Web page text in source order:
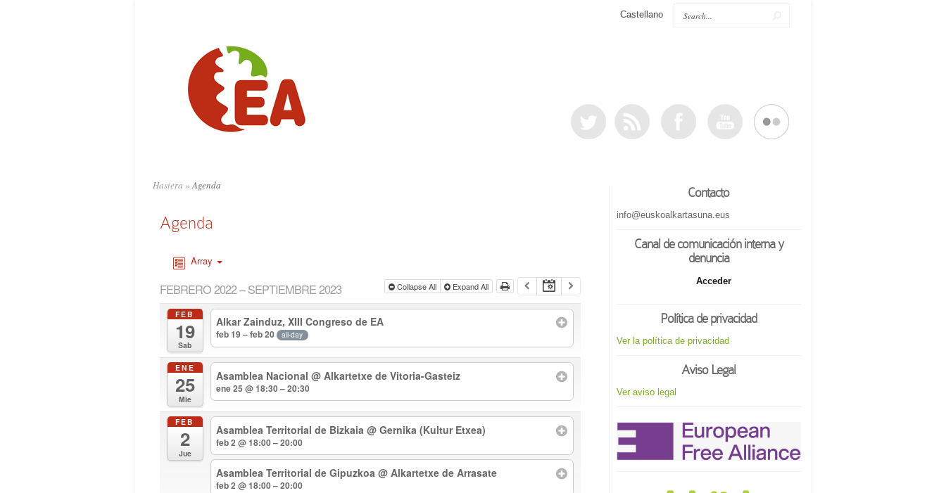
Castellano
Hasiera »Agenda
Agenda
Array
FEBRERO 2022 – SEPTIEMBRE 2023 Collapse All Expand All
FEB
19
Sab
Alkar Zainduz, XIII Congreso de EA
feb 19 – feb 20 all-day
ENE
25
Mie
Asamblea Nacional@ Alkartetxe de Vitoria-Gasteiz
ene 25 @ 18:30 – 20:30
FEB
2
Jue
Asamblea Territorial de Bizkaia@ Gernika (Kultur Etxea)
feb 2 @ 18:00 – 20:00
Asamblea Territorial de Gipuzkoa@ Alkartetxe de Arrasate
feb 2 @ 18:00 – 20:00
Contacto
info@euskoalkartasuna.eus
Canal de comunicación interna y
denuncia
Acceder
Política de privacidad
Ver la política de privacidad
Aviso Legal
Ver aviso legal